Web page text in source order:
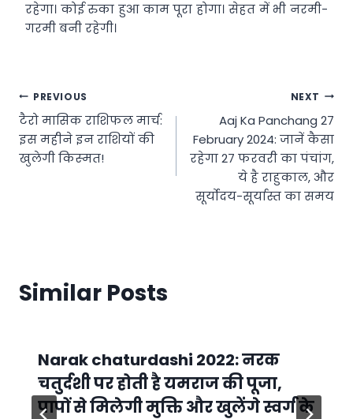
रहेगा। कोई रुका हुआ काम पूरा होगा। सेहत में भी नरमी-
गरमी बनी रहेगी।
Post
navigation
PREVIOUS
टैरो मासिक राशिफल मार्च:
इस महीने इन राशियों की
खुलेगी किस्‍मत!
NEXT
Aaj Ka Panchang 27
February 2024: जानें कैसा
रहेगा 27 फरवरी का पंचांग,
ये है राहुकाल, और
सूर्योदय-सूर्यास्त का समय
Similar Posts
Narak chaturdashi 2022: नरक
चतुर्दशी पर होती है यमराज की पूजा,
पापों से मिलेगी मुक्ति और खुलेंगे स्वर्ग के